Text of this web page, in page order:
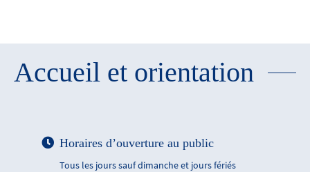
Accueil et orientation
Horaires d’ouverture au public
Tous les jours sauf dimanche et jours fériés